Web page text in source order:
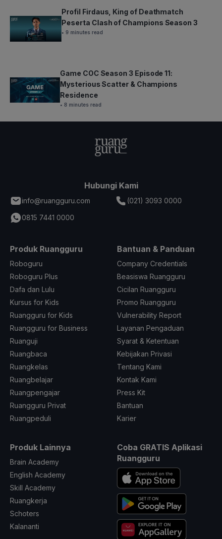
Profil Firdaus, King of Deathmatch
Peserta Clash of Champions Season 3
• 9 minutes read
Game COC Season 3 Episode 11:
Mysterious Scatter & Champions
Residence
• 8 minutes read
Hubungi Kami
info@ruangguru.com
(021) 3093 0000
0815 7441 0000
Produk Ruangguru
Roboguru
Roboguru Plus
Dafa dan Lulu
Kursus for Kids
Ruangguru for Kids
Ruangguru for Business
Ruanguji
Ruangbaca
Ruangkelas
Ruangbelajar
Ruangpengajar
Ruangguru Privat
Ruangpeduli
Bantuan & Panduan
Company Credentials
Beasiswa Ruangguru
Cicilan Ruangguru
Promo Ruangguru
Vulnerability Report
Layanan Pengaduan
Syarat & Ketentuan
Kebijakan Privasi
Tentang Kami
Kontak Kami
Press Kit
Bantuan
Karier
Produk Lainnya
Brain Academy
English Academy
Skill Academy
Ruangkerja
Schoters
Kalananti
Coba GRATIS Aplikasi
Ruangguru